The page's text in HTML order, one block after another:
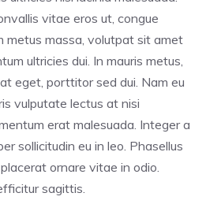
vitae eros ut, congue
metus massa, volutpat sit amet
ultricies dui. In mauris metus,
eget, porttitor sed dui. Nam eu
vulputate lectus at nisi
erat malesuada. Integer a
sollicitudin eu in leo. Phasellus
ornare vitae in odio.
sagittis.